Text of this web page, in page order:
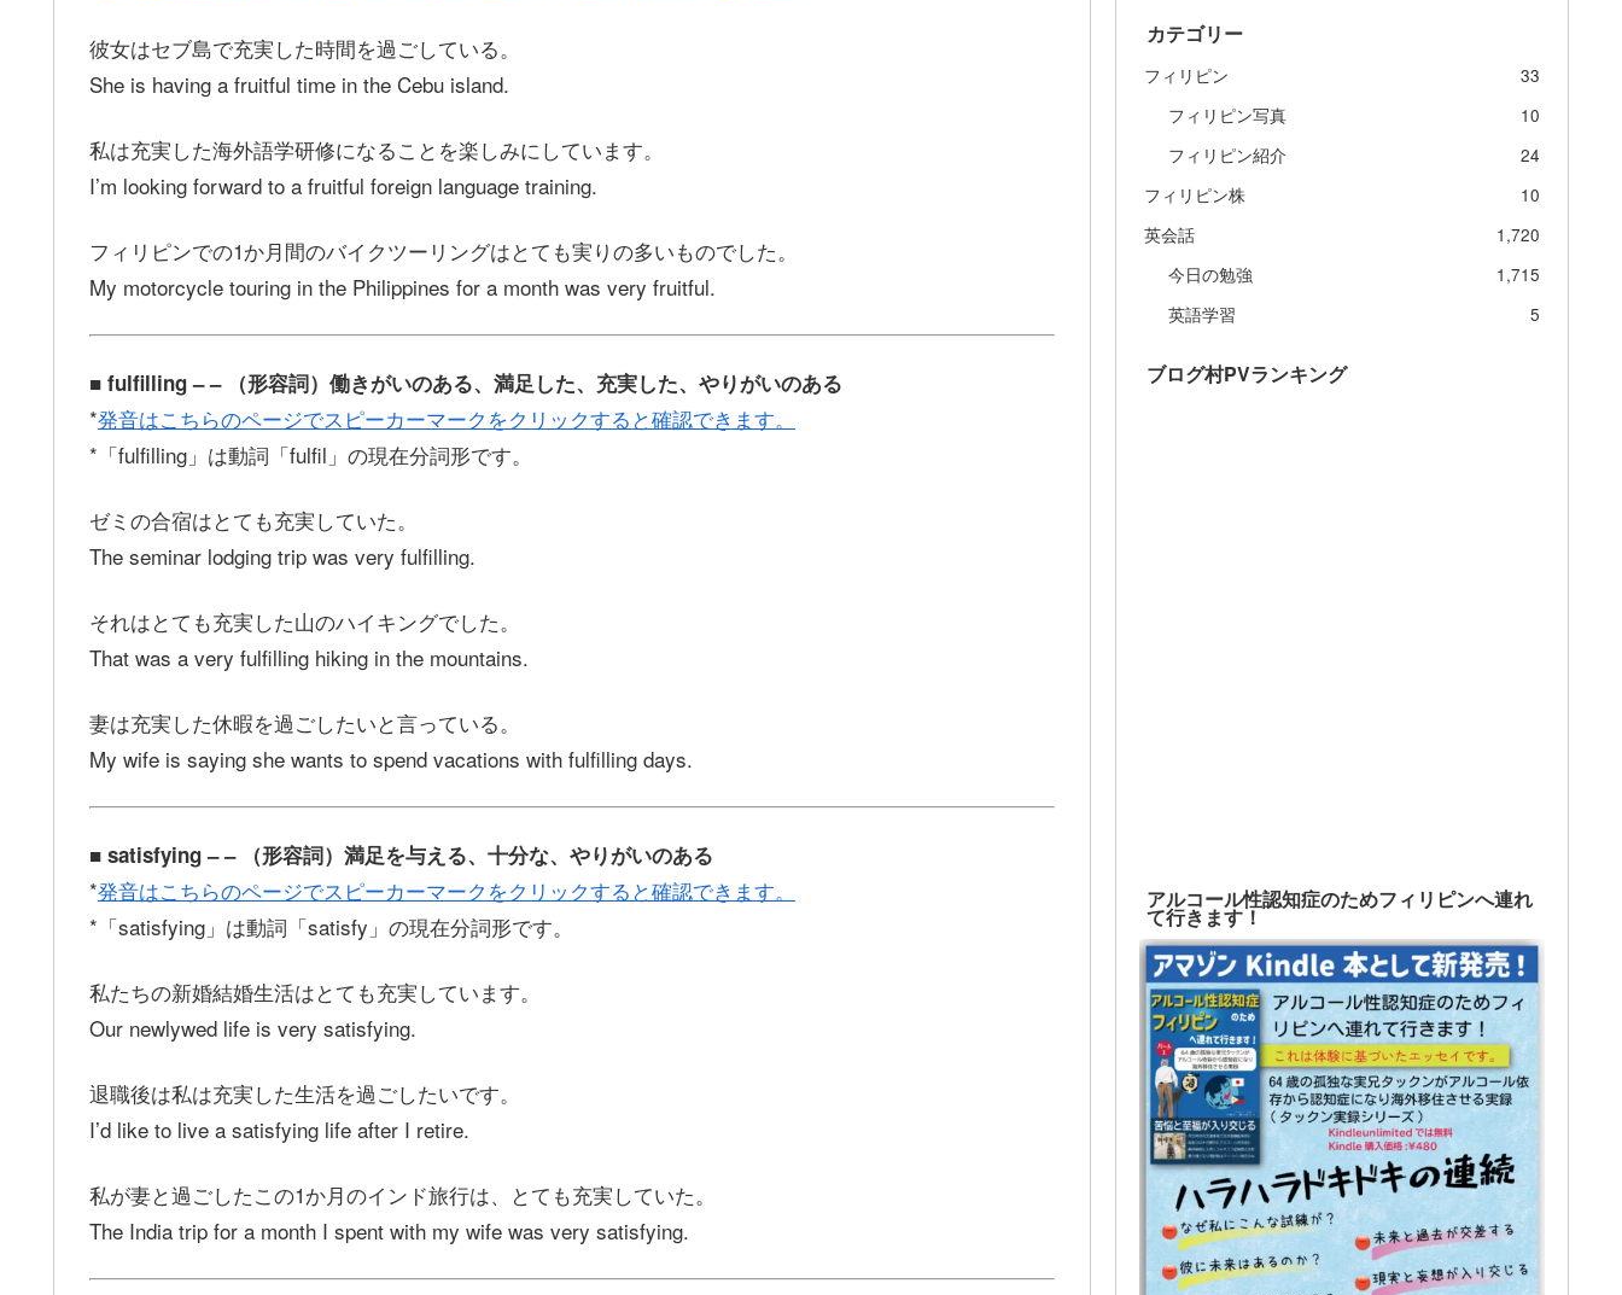
彼女はセブ島で充実した時間を過ごしている。
She is having a fruitful time in the Cebu island.
私は充実した海外語学研修になることを楽しみにしています。
I’m looking forward to a fruitful foreign language training.
フィリピンでの1か月間のバイクツーリングはとても実りの多いものでした。
My motorcycle touring in the Philippines for a month was very fruitful.
■ fulfilling – – （形容詞）働きがいのある、満足した、充実した、やりがいのある
*発音はこちらのページでスピーカーマークをクリックすると確認できます。
*「fulfilling」は動詞「fulfil」の現在分詞形です。
ゼミの合宿はとても充実していた。
The seminar lodging trip was very fulfilling.
それはとても充実した山のハイキングでした。
That was a very fulfilling hiking in the mountains.
妻は充実した休暇を過ごしたいと言っている。
My wife is saying she wants to spend vacations with fulfilling days.
■ satisfying – – （形容詞）満足を与える、十分な、やりがいのある
*発音はこちらのページでスピーカーマークをクリックすると確認できます。
*「satisfying」は動詞「satisfy」の現在分詞形です。
私たちの新婚結婚生活はとても充実しています。
Our newlywed life is very satisfying.
退職後は私は充実した生活を過ごしたいです。
I’d like to live a satisfying life after I retire.
私が妻と過ごしたこの1か月のインド旅行は、とても充実していた。
The India trip for a month I spent with my wife was very satisfying.
カテゴリー
フィリピン
33
フィリピン写真
10
フィリピン紹介
24
フィリピン株
10
英会話
1,720
今日の勉強
1,715
英語学習
5
ブログ村PVランキング
アルコール性認知症のためフィリピンへ連れ
て行きます！